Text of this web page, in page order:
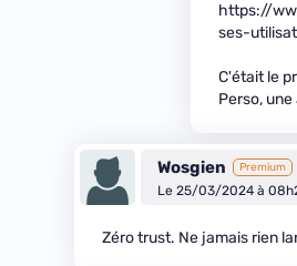
https://
ses-
C'était le
Perso,
Wosgien Premium
Le 25/03/2024 à
Zéro trust. Ne jamais rien